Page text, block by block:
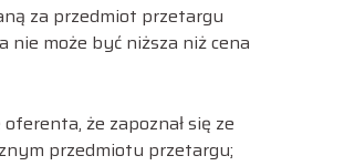
za przedmiot przetargu
nie może być niższa niż cena
że zapoznał się ze
przedmiotu przetargu;